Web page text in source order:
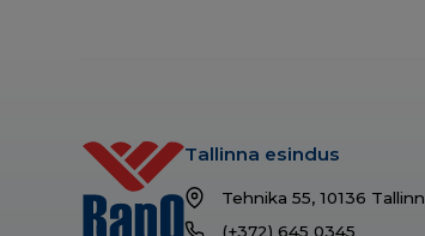
Tallinna esindus
Tehnika 55, 10136 Tallinn
(+372) 645 0345